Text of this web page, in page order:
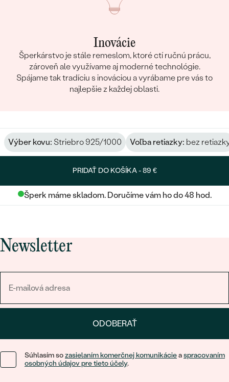
Inovácie
Šperkárstvo je stále remeslom, ktoré ctí ručnú prácu,
zároveň ale využívame aj moderné technológie.
Spájame tak tradíciu s inováciou a vyrábame pre vás to
najlepšie z každej oblasti.
Výber kovu: Striebro 925/1000 Voľba retiazky: bez
PRIDAŤ DO KOŠÍKA -89 €
Šperk máme skladom. Doručíme vám ho do 48 hod.
Newsletter
ODOBERAŤ
Súhlasím sozasielaním komerčnej komunikácieaspracovaním
osobných údajov pre tieto účely.